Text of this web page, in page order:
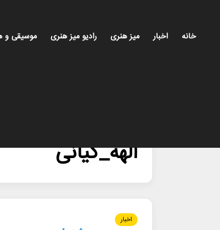
خانه اخبار میز هنری رادیو میز هنری موسیقی و
الهه_کیانی
اخبار